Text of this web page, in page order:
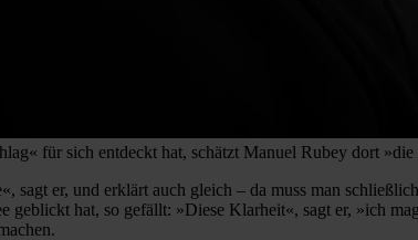
für sich entdeckt hat, schätzt Manuel Rubey dort
er, und erklärt auch gleich – da muss man
geblickt hat, so gefällt: »Diese Klarheit«, sagt er, »ich